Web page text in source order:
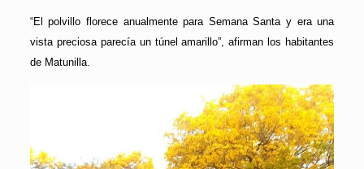
“El polvillo florece anualmente para Semana Santa y era una
vista preciosa parecía un túnel amarillo”, afirman los habitantes
de Matunilla.